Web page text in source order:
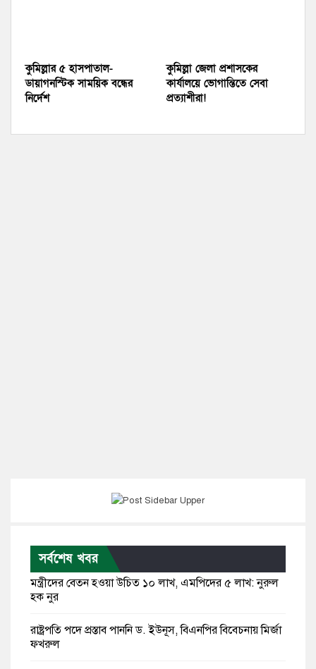
কুমিল্লার ৫ হাসপাতাল-
ডায়াগনস্টিক সাময়িক বন্ধের
নির্দেশ
কুমিল্লা জেলা প্রশাসকের
কার্যালয়ে ভোগান্তিতে সেবা
প্রত্যাশীরা!
সর্বশেষ খবর
মন্ত্রীদের বেতন হওয়া উচিত ১০ লাখ, এমপিদের ৫ লাখ: নুরুল
হক নুর
রাষ্ট্রপতি পদে প্রস্তাব পাননি ড. ইউনূস, বিএনপির বিবেচনায় মির্জা
ফখরুল